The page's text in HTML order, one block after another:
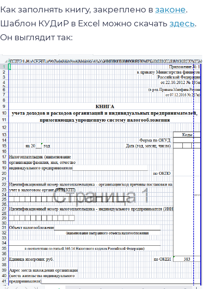
Как заполнять книгу, закреплено в законе.
Шаблон КУДиР в Excel можно скачать здесь.
Он выглядит так: